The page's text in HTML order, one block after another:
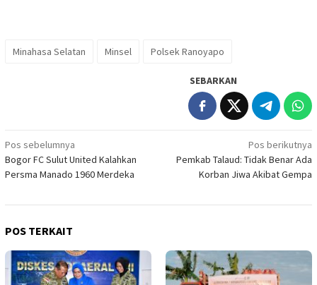
Minahasa Selatan Minsel Polsek Ranoyapo
SEBARKAN
Navigasi
pos
Pos sebelumnya
Bogor FC Sulut United Kalahkan
Persma Manado 1960 Merdeka
Pos berikutnya
Pemkab Talaud: Tidak Benar Ada
Korban Jiwa Akibat Gempa
POS TERKAIT